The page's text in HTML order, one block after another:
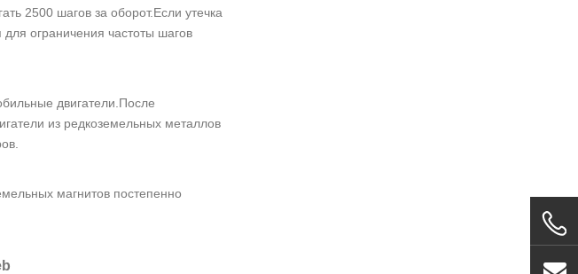
2500 шагов за оборот.Если утечка
ограничения частоты шагов
двигатели.После
из редкоземельных металлов
магнитов постепенно